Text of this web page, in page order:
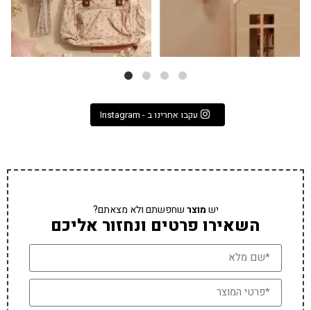
עקבו אחרינו ב - Instagram
ישמוצרשחפשתם ולא מצאתם?
השאירו פרטים ונחזור אליכם